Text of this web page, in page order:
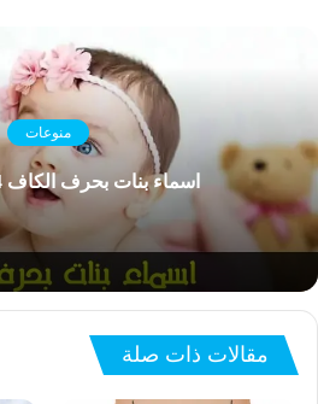
منوعات
اسماء بنات بحرف الكاف 2024 ومعانيها
مقالات ذات صلة